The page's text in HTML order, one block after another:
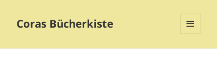
Coras Bücherkiste